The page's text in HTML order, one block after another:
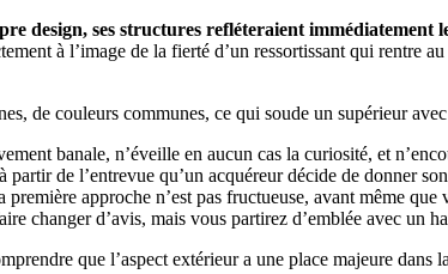
design, ses structures refléteraient immédiatement
à l’image de la fierté d’un ressortissant qui rentre
de couleurs communes, ce qui soude un supérieur
banale, n’éveille en aucun cas la curiosité, et
de l’entrevue qu’un acquéreur décide de donner
approche n’est pas fructueuse, avant même
changer d’avis, mais vous partirez d’emblée avec un
que l’aspect extérieur a une place majeure dans